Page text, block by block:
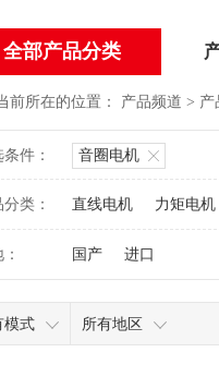
全部产品分类
前所在的位置： 产品频道 > 产
件： 音圈电机
类： 直线电机 力矩电机
国产 进口
模式 所有地区